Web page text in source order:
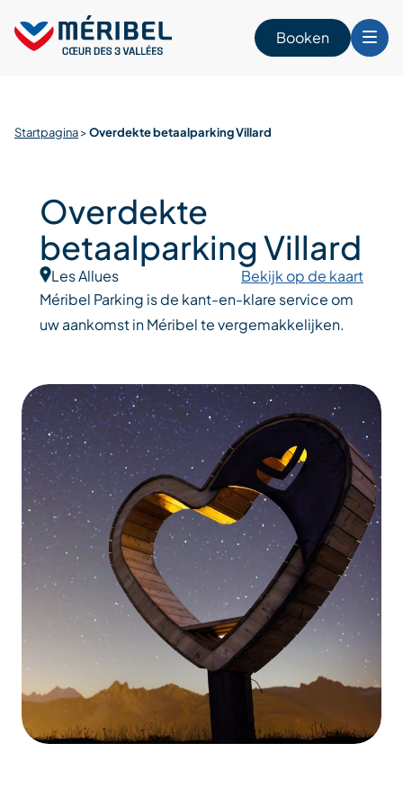
content
Booken
Startpagina>Overdekte betaalparking Villard
Overdekte
betaalparking Villard
Les Allues
Bekijk op de kaart
Méribel Parking is de kant-en-klare service om
uw aankomst in Méribel te vergemakkelijken.